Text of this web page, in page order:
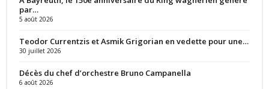
par…
5 août 2026
Teodor Currentzis et Asmik Grigorian en vedette pour une…
30 juillet 2026
Décès du chef d’orchestre Bruno Campanella
6 août 2026